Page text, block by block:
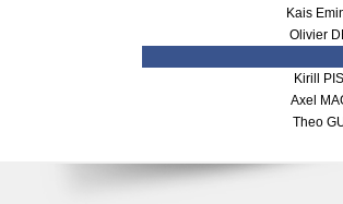
Kais
Olivier
Kirill
Axel
Theo